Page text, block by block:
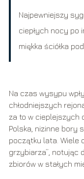
Najpewniejszy
ciepłych nocy po
miękka ściółka
Na czas wysypu
chłodniejszych
za to w cieplejszych
Polska, nizinne bory
początku lata. Wiele
grzybiarza”, notując
zbiorów w stałych